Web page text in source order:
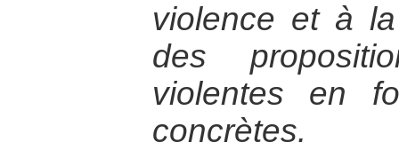
violence et à la
des
violentes en
concrètes.